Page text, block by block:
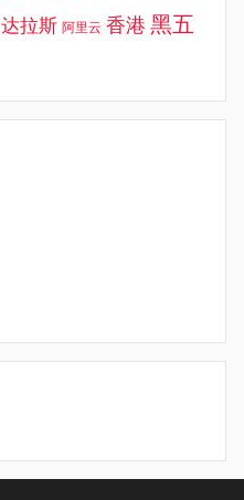
达拉斯 阿里云 香港 黑五